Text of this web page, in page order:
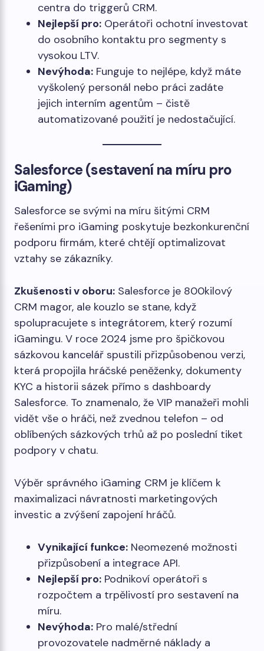
centra do triggerů CRM.
Nejlepší pro: Operátoři ochotní investovat
do osobního kontaktu pro segmenty s
vysokou LTV.
Nevýhoda: Funguje to nejlépe, když máte
vyškolený personál nebo práci zadáte
jejich interním agentům – čistě
automatizované použití je nedostačující.
Salesforce (sestavení na míru pro
iGaming)
Salesforce se svými na míru šitými CRM
řešeními pro iGaming poskytuje bezkonkurenční
podporu firmám, které chtějí optimalizovat
vztahy se zákazníky.
Zkušenosti v oboru: Salesforce je 800kilový
CRM magor, ale kouzlo se stane, když
spolupracujete s integrátorem, který rozumí
iGamingu. V roce 2024 jsme pro špičkovou
sázkovou kancelář spustili přizpůsobenou verzi,
která propojila hráčské peněženky, dokumenty
KYC a historii sázek přímo s dashboardy
Salesforce. To znamenalo, že VIP manažeři mohli
vidět vše o hráči, než zvednou telefon – od
oblíbených sázkových trhů až po poslední tiket
podpory v chatu.
Výběr správného iGaming CRM je klíčem k
maximalizaci návratnosti marketingových
investic a zvýšení zapojení hráčů.
Vynikající funkce: Neomezené možnosti
přizpůsobení a integrace API.
Nejlepší pro: Podnikoví operátoři s
rozpočtem a trpělivostí pro sestavení na
míru.
Nevýhoda: Pro malé/střední
provozovatele nadměrné náklady a